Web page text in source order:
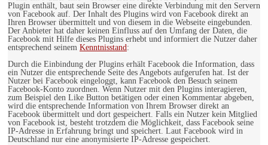
Plugin enthält, baut sein Browser eine direkte Verbindung mit den Servern
von Facebook auf. Der Inhalt des Plugins wird von Facebook direkt an
Ihren Browser übermittelt und von diesem in die Webseite eingebunden.
Der Anbieter hat daher keinen Einfluss auf den Umfang der Daten, die
Facebook mit Hilfe dieses Plugins erhebt und informiert die Nutzer daher
entsprechend seinem Kenntnisstand:
Durch die Einbindung der Plugins erhält Facebook die Information, dass
ein Nutzer die entsprechende Seite des Angebots aufgerufen hat. Ist der
Nutzer bei Facebook eingeloggt, kann Facebook den Besuch seinem
Facebook-Konto zuordnen. Wenn Nutzer mit den Plugins interagieren,
zum Beispiel den Like Button betätigen oder einen Kommentar abgeben,
wird die entsprechende Information von Ihrem Browser direkt an
Facebook übermittelt und dort gespeichert. Falls ein Nutzer kein Mitglied
von Facebook ist, besteht trotzdem die Möglichkeit, dass Facebook seine
IP-Adresse in Erfahrung bringt und speichert. Laut Facebook wird in
Deutschland nur eine anonymisierte IP-Adresse gespeichert.